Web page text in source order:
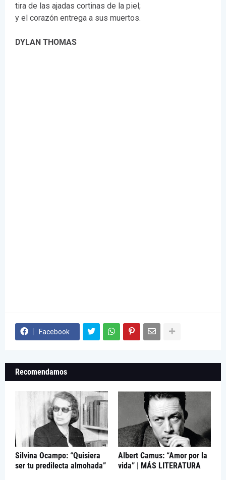
tira de las ajadas cortinas de la piel;
y el corazón entrega a sus muertos.
DYLAN THOMAS
Facebook
Recomendamos
Silvina Ocampo: “Quisiera
ser tu predilecta almohada”
Albert Camus: “Amor por la
vida” | MÁS LITERATURA